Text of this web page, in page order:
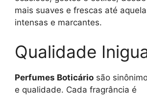
mais suaves e frescas até
intensas e marcantes.
Qualidade
Perfumes Boticário são
e qualidade. Cada fragrância é